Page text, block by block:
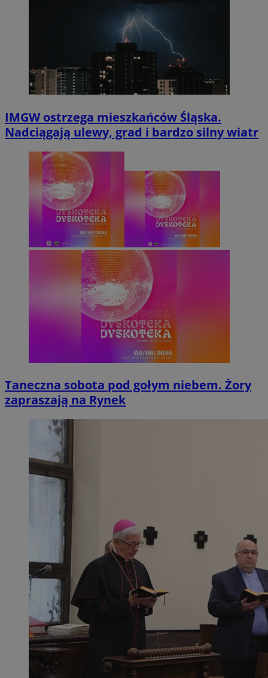
IMGW ostrzega mieszkańców Śląska.
Nadciągają ulewy, grad i bardzo silny wiatr
Taneczna sobota pod gołym niebem. Żory
zapraszają na Rynek